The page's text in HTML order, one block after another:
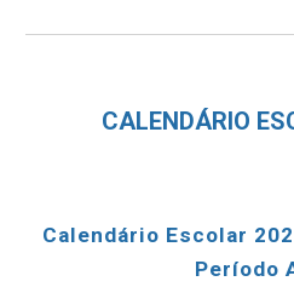
CALENDÁRIO
Calendário Escolar
Período